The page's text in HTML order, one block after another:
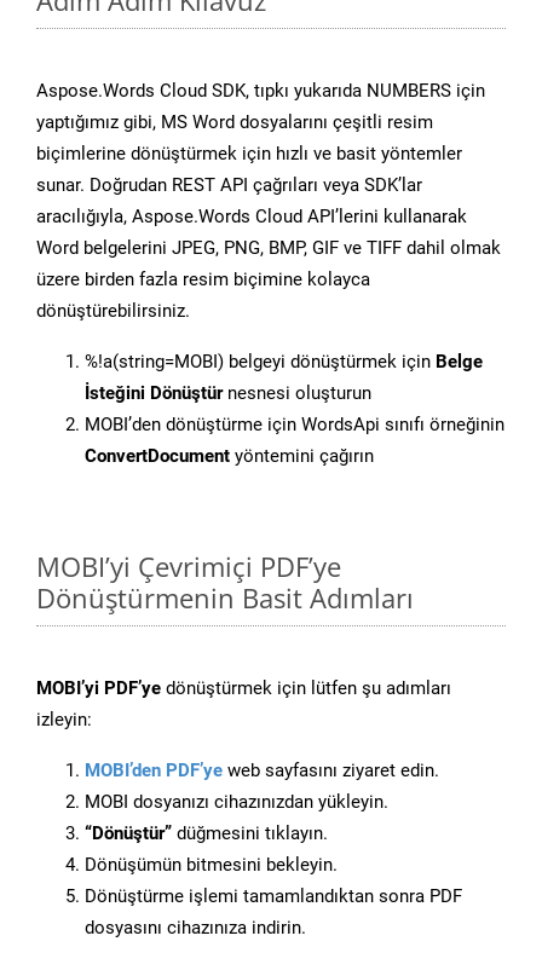
Aspose.Words Cloud SDK, tıpkı yukarıda NUMBERS için
yaptığımız gibi, MS Word dosyalarını çeşitli resim
biçimlerine dönüştürmek için hızlı ve basit yöntemler
sunar. Doğrudan REST API çağrıları veya SDK’lar
aracılığıyla, Aspose.Words Cloud API’lerini kullanarak
Word belgelerini JPEG, PNG, BMP, GIF ve TIFF dahil olmak
üzere birden fazla resim biçimine kolayca
dönüştürebilirsiniz.
%!a(string=MOBI) belgeyi dönüştürmek için Belge
İsteğini Dönüştürnesnesi oluşturun
MOBI’den dönüştürme için WordsApi sınıfı örneğinin
ConvertDocument yöntemini çağırın
MOBI’yi Çevrimiçi PDF’ye
Dönüştürmenin Basit Adımları
MOBI’yi PDF’ye dönüştürmek için lütfen şu adımları
izleyin:
MOBI’den PDF’ye web sayfasını ziyaret edin.
MOBI dosyanızı cihazınızdan yükleyin.
“Dönüştür” düğmesini tıklayın.
Dönüşümün bitmesini bekleyin.
Dönüştürme işlemi tamamlandıktan sonra PDF
dosyasını cihazınıza indirin.